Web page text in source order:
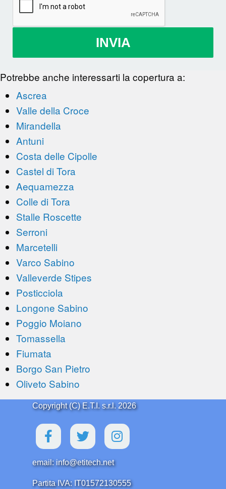
INVIA
Potrebbe anche interessarti la copertura a:
Ascrea
Valle della Croce
Mirandella
Antuni
Costa delle Cipolle
Castel di Tora
Aequamezza
Colle di Tora
Stalle Roscette
Serroni
Marcetelli
Varco Sabino
Valleverde Stipes
Posticciola
Longone Sabino
Poggio Moiano
Tomassella
Fiumata
Borgo San Pietro
Oliveto Sabino
Copyright (C) E.T.I. s.r.l. 2026
email: info@etitech.net
Partita IVA: IT01572130555